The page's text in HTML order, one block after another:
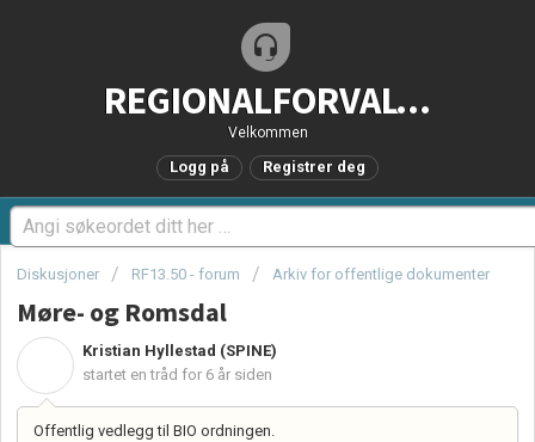
REGIONALFORVALTNING.no - Brukerstøtteportal
Velkommen
Logg på Registrer deg
Diskusjoner RF13.50 - forum Arkiv for offentlige dokumenter
Møre- og Romsdal
Kristian Hyllestad (SPINE)
startet en tråd for 6 år siden
Offentlig vedlegg til BIO ordningen.